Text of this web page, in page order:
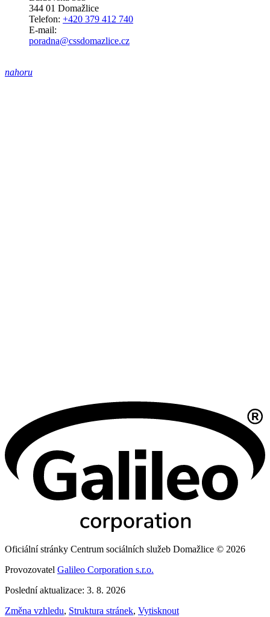
344 01 Domažlice
Telefon: +420 379 412 740
E-mail:
poradna@cssdomazlice.cz
nahoru
Oficiální stránky Centrum sociálních služeb Domažlice © 2026
Provozovatel Galileo Corporation s.r.o.
Poslední aktualizace: 3. 8. 2026
Změna vzhledu, Struktura stránek, Vytisknout